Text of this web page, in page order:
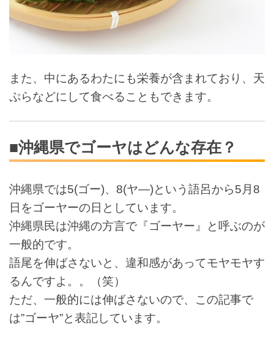
また、中にあるわたにも栄養が含まれており、天
ぷらなどにして食べることもできます。
■沖縄県でゴーヤはどんな存在？
沖縄県では5(ゴー)、8(ヤ―)という語呂から5月8
日をゴーヤーの日としています。
沖縄県民は沖縄の方言で『ゴーヤー』と呼ぶのが
一般的です。
語尾を伸ばさないと、違和感があってモヤモヤす
るんですよ。。（笑）
ただ、一般的には伸ばさないので、この記事で
は”ゴーヤ”と表記しています。